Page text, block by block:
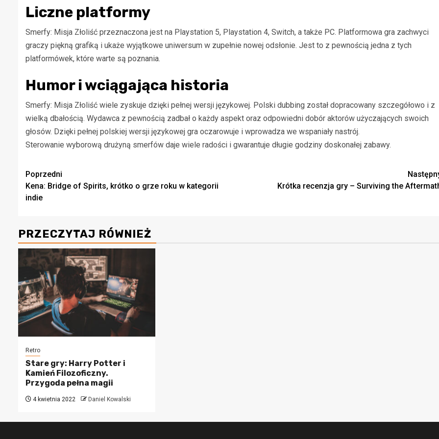
Liczne platformy
Smerfy: Misja Złoliść przeznaczona jest na Playstation 5, Playstation 4, Switch, a także PC. Platformowa gra zachwyci
graczy piękną grafiką i ukaże wyjątkowe uniwersum w zupełnie nowej odsłonie. Jest to z pewnością jedna z tych
platformówek, które warte są poznania.
Humor i wciągająca historia
Smerfy: Misja Złoliść wiele zyskuje dzięki pełnej wersji językowej. Polski dubbing został dopracowany szczegółowo i z
wielką dbałością. Wydawca z pewnością zadbał o każdy aspekt oraz odpowiedni dobór aktorów użyczających swoich
głosów. Dzięki pełnej polskiej wersji językowej gra oczarowuje i wprowadza we wspaniały nastrój.
Sterowanie wyborową drużyną smerfów daje wiele radości i gwarantuje długie godziny doskonałej zabawy.
Zobacz
wpisy
Poprzedni
Kena: Bridge of Spirits, krótko o grze roku w kategorii
indie
Krótka recenzja gry – Surviving the
PRZECZYTAJ RÓWNIEŻ
Retro
Stare gry: Harry Potter i
Kamień Filozoficzny.
Przygoda pełna magii
4 kwietnia 2022 Daniel Kowalski